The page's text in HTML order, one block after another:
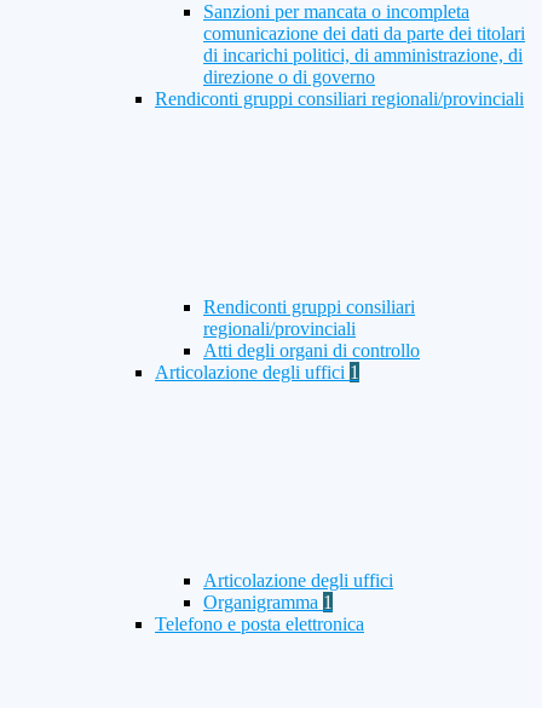
Sanzioni per mancata o incompleta
comunicazione dei dati da parte dei titolari
di incarichi politici, di amministrazione, di
direzione o di governo
Rendiconti gruppi consiliari regionali/provinciali
Rendiconti gruppi consiliari
regionali/provinciali
Atti degli organi di controllo
Articolazione degli uffici 1
Articolazione degli uffici
Organigramma 1
Telefono e posta elettronica